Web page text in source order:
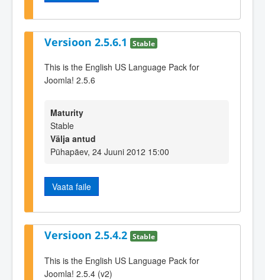
Versioon 2.5.6.1 Stable
This is the English US Language Pack for
Joomla! 2.5.6
Maturity
Stable
Välja antud
Pühapäev, 24 Juuni 2012 15:00
Vaata faile
Versioon 2.5.4.2 Stable
This is the English US Language Pack for
Joomla! 2.5.4 (v2)